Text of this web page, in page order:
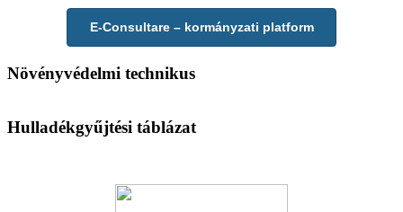
E-Consultare – kormányzati platform
Növényvédelmi technikus
Hulladékgyűjtési táblázat